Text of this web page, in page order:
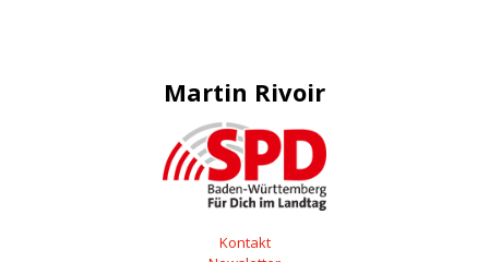
Martin Rivoir
Kontakt